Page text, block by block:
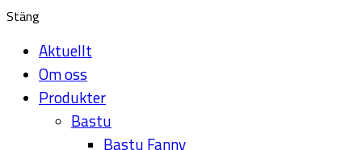
Stäng
Aktuellt
Om oss
Produkter
Bastu
Bastu Fanny